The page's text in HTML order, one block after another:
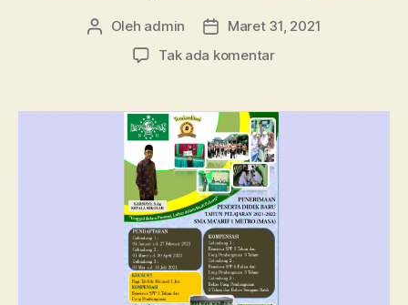
Penulis
artikel
Oleh admin
Tanggal
artikel
Maret 31, 2021
Tak ada komentarpada
PPDB
SMA
Ma’arif
1
Metro
Tahun
Ajaran
2021/202